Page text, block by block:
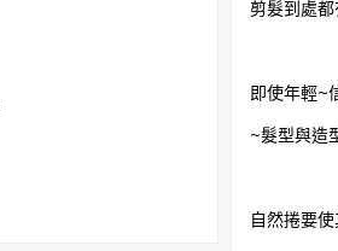
剪髮到處
即使年輕~
~髮型與造
自然捲要